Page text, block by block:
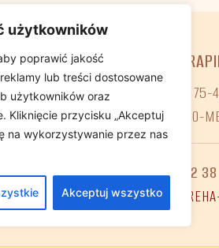
użytkowników
poprawić jakość
lub treści dostosowane
użytkowników oraz
Kliknięcie przycisku „Akceptuj
na wykorzystywanie przez nas
Akceptuj wszystko
GABINET
UL GLOWACKIEGO 7,
(W PRZYCHODNI URO-
Tel. +48 698 68 02 38
e-mail: